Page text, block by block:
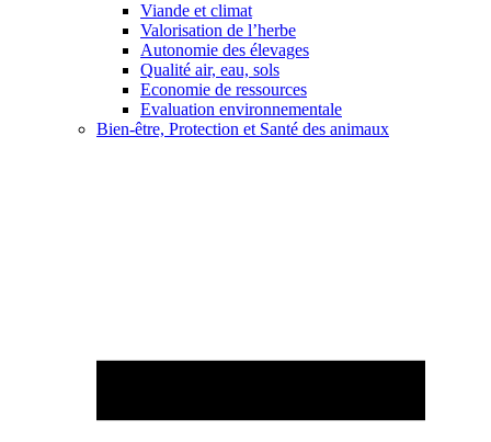
Viande et climat
Valorisation de l’herbe
Autonomie des élevages
Qualité air, eau, sols
Economie de ressources
Evaluation environnementale
Bien-être, Protection et Santé des animaux